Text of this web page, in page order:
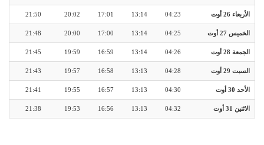
الأربعاء 26 أوت 04:23
13:14
17:01
20:02
21:50
الخميس 27 أوت 04:25
13:14
17:00
20:00
21:48
الجمعة 28 أوت 04:26
13:14
16:59
19:59
21:45
السبت 29 أوت 04:28
13:13
16:58
19:57
21:43
الأحد 30 أوت 04:30
13:13
16:57
19:55
21:41
الاثنين 31 أوت 04:32
13:13
16:56
19:53
21:38